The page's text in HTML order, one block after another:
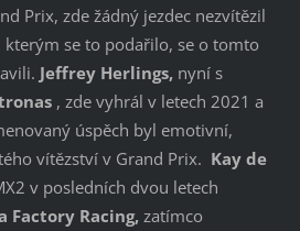
Prix, zde žádný jezdec nezvítězil
kterým se to podařilo, se o tomto
Jeffrey Herlings,nyní s
, zde vyhrál v letech 2021 a
úspěch byl emotivní,
vítězství v Grand Prix. Kay de
v posledních dvou letech
Factory Racing,zatímco